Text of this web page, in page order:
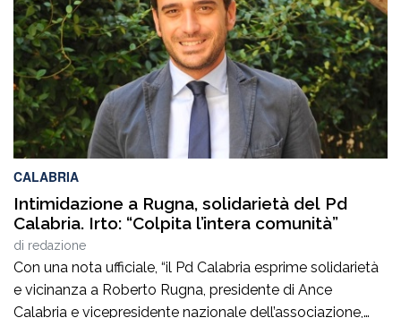
L’ultimo grave episodio si è verificato nei giorni scorsi […]
CALABRIA
Intimidazione a Rugna, solidarietà del Pd
Calabria. Irto: “Colpita l’intera comunità”
di redazione
Con una nota ufficiale, “il Pd Calabria esprime solidarietà
e vicinanza a Roberto Rugna, presidente di Ance
Calabria e vicepresidente nazionale dell’associazione,